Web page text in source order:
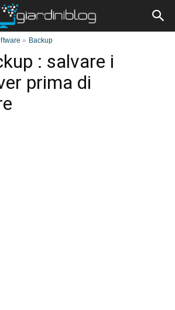
» Backup
: salvare i
prima di